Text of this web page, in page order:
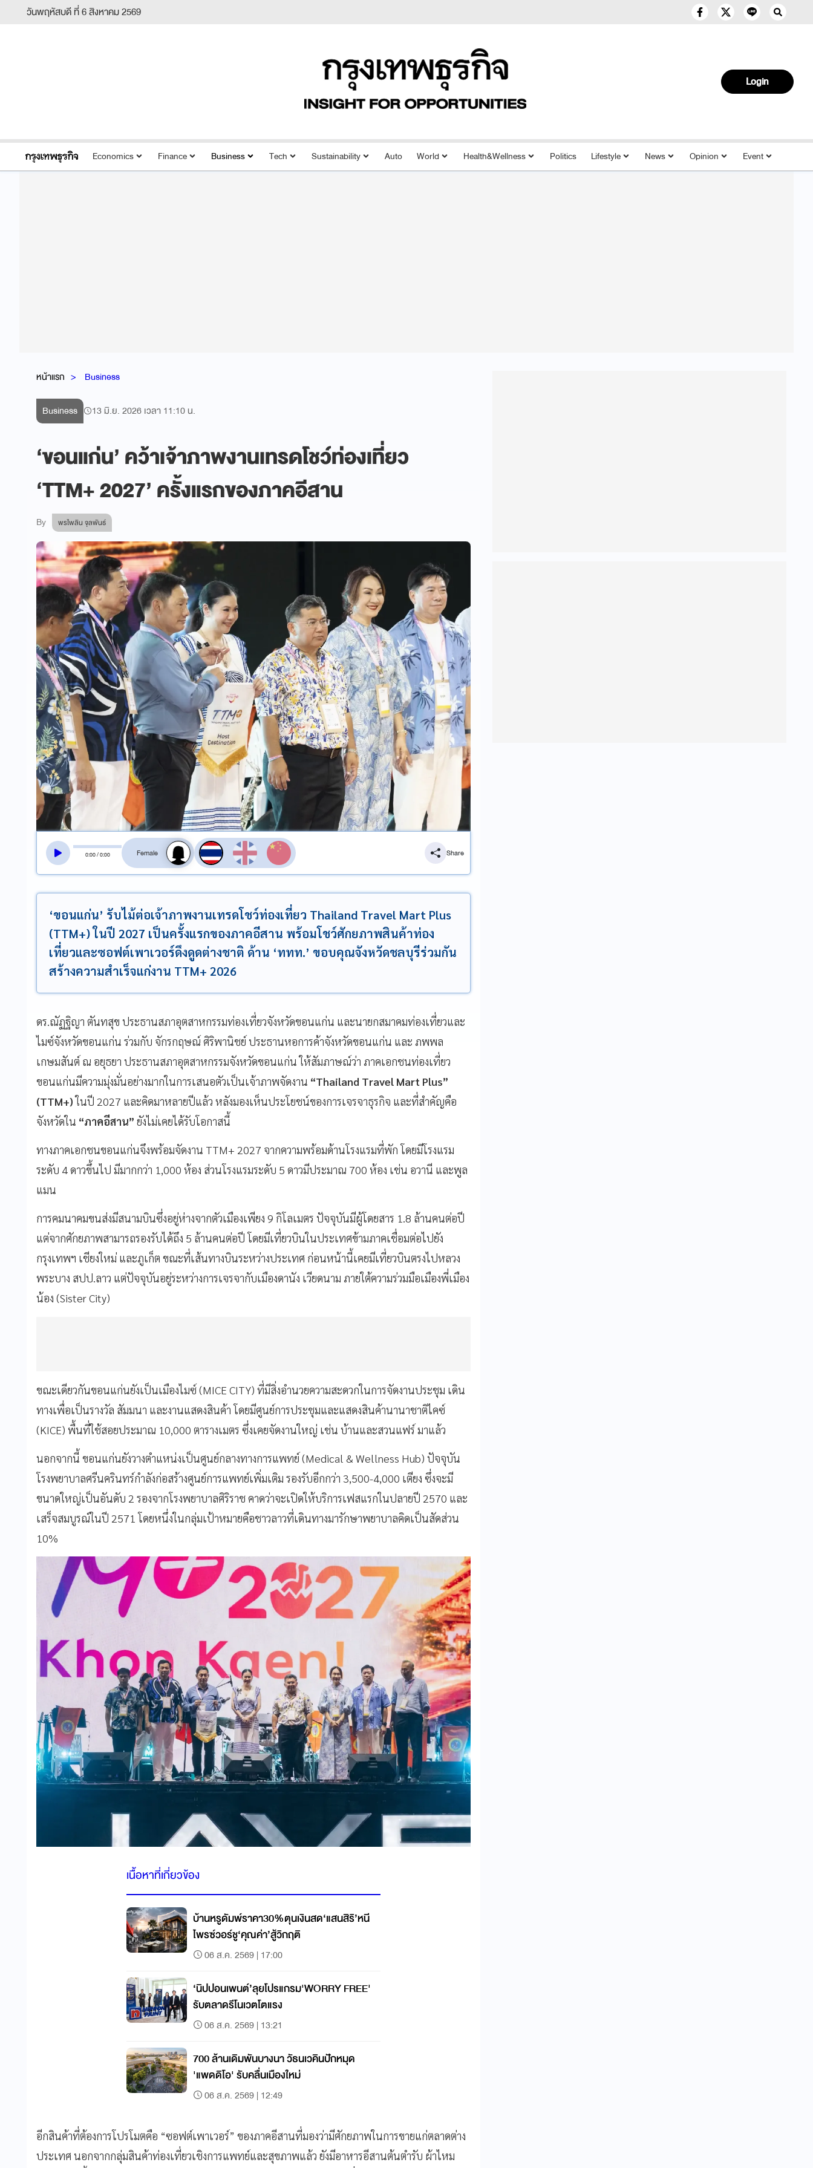
วันพฤหัสบดี ที่ 6 สิงหาคม 2569
Login
Economics Finance Business Tech Sustainability Auto World Health&Wellness Politics Lifestyle News Opinion Event
หน้าแรก Business
Business 13 มิ.ย. 2026 เวลา 11:10 น.
‘ขอนแก่น’ คว้าเจ้าภาพงานเทรดโชว์ท่องเที่ยว
‘TTM+ 2027’ ครั้งแรกของภาคอีสาน
By พรไพลิน จุลพันธ์
0:00/0:00
สลับเสียงอ่าน
Share
‘ขอนแก่น’ รับไม้ต่อเจ้าภาพงานเทรดโชว์ท่องเที่ยว Thailand Travel Mart Plus
(TTM+) ในปี 2027 เป็นครั้งแรกของภาคอีสาน พร้อมโชว์ศักยภาพสินค้าท่อง
เที่ยวและซอฟต์เพาเวอร์ดึงดูดต่างชาติ ด้าน ‘ททท.’ ขอบคุณจังหวัดชลบุรีร่วมกัน
สร้างความสำเร็จแก่งาน TTM+ 2026
ดร.ณัฏฐิญา ตันทสุข ประธานสภาอุตสาหกรรมท่องเที่ยวจังหวัดขอนแก่น และนายกสมาคมท่องเที่ยวและ
ไมซ์จังหวัดขอนแก่น ร่วมกับ จักรกฤษณ์ ศิริพานิชย์ ประธานหอการค้าจังหวัดขอนแก่น และ ภพพล
เกษมสันต์ ณ อยุธยา ประธานสภาอุตสาหกรรมจังหวัดขอนแก่น ให้สัมภาษณ์ว่า ภาคเอกชนท่องเที่ยว
ขอนแก่นมีความมุ่งมั่นอย่างมากในการเสนอตัวเป็นเจ้าภาพจัดงาน “Thailand Travel Mart Plus”
(TTM+)ในปี 2027 และคิดมาหลายปีแล้ว หลังมองเห็นประโยชน์ของการเจรจาธุรกิจ และที่สำคัญคือ
จังหวัดใน “ภาคอีสาน” ยังไม่เคยได้รับโอกาสนี้
ทางภาคเอกชนขอนแก่นจึงพร้อมจัดงาน TTM+ 2027 จากความพร้อมด้านโรงแรมที่พัก โดยมีโรงแรม
ระดับ 4 ดาวขึ้นไป มีมากกว่า 1,000 ห้อง ส่วนโรงแรมระดับ 5 ดาวมีประมาณ 700 ห้อง เช่น อวานี และพูล
แมน
การคมนาคมขนส่งมีสนามบินซึ่งอยู่ห่างจากตัวเมืองเพียง 9 กิโลเมตร ปัจจุบันมีผู้โดยสาร 1.8 ล้านคนต่อปี
แต่จากศักยภาพสามารถรองรับได้ถึง 5 ล้านคนต่อปี โดยมีเที่ยวบินในประเทศข้ามภาคเชื่อมต่อไปยัง
กรุงเทพฯ เชียงใหม่ และภูเก็ต ขณะที่เส้นทางบินระหว่างประเทศ ก่อนหน้านี้เคยมีเที่ยวบินตรงไปหลวง
พระบาง สปป.ลาว แต่ปัจจุบันอยู่ระหว่างการเจรจากับเมืองดานัง เวียดนาม ภายใต้ความร่วมมือเมืองพี่เมือง
น้อง (Sister City)
ขณะเดียวกันขอนแก่นยังเป็นเมืองไมซ์ (MICE CITY) ที่มีสิ่งอำนวยความสะดวกในการจัดงานประชุม เดิน
ทางเพื่อเป็นรางวัล สัมมนา และงานแสดงสินค้า โดยมีศูนย์การประชุมและแสดงสินค้านานาชาติไคซ์
(KICE) พื้นที่ใช้สอยประมาณ 10,000 ตารางเมตร ซึ่งเคยจัดงานใหญ่ เช่น บ้านและสวนแฟร์ มาแล้ว
นอกจากนี้ ขอนแก่นยังวางตำแหน่งเป็นศูนย์กลางทางการแพทย์ (Medical & Wellness Hub) ปัจจุบัน
โรงพยาบาลศรีนครินทร์กำลังก่อสร้างศูนย์การแพทย์เพิ่มเติม รองรับอีกกว่า 3,500-4,000 เตียง ซึ่งจะมี
ขนาดใหญ่เป็นอันดับ 2 รองจากโรงพยาบาลศิริราช คาดว่าจะเปิดให้บริการเฟสแรกในปลายปี 2570 และ
เสร็จสมบูรณ์ในปี 2571 โดยหนึ่งในกลุ่มเป้าหมายคือชาวลาวที่เดินทางมารักษาพยาบาลคิดเป็นสัดส่วน
10%
เนื้อหาที่เกี่ยวข้อง
บ้านหรูดัมพ์ราคา30%ตุนเงินสด‘แสนสิริ’หนี
ไพรซ์วอร์ชู‘คุณค่า’สู้วิกฤติ
06 ส.ค. 2569 | 17:00
‘นิปปอนเพนต์’ลุยโปรแกรม'WORRY FREE'
รับตลาดรีโนเวตโตแรง
06 ส.ค. 2569 | 13:21
700 ล้านเดิมพันบางนา วัธนเวคินปักหมุด
'แพดดิโอ' รับคลื่นเมืองใหม่
06 ส.ค. 2569 | 12:49
อีกสินค้าที่ต้องการโปรโมตคือ “ซอฟต์เพาเวอร์” ของภาคอีสานที่มองว่ามีศักยภาพในการขายแก่ตลาดต่าง
ประเทศ นอกจากกลุ่มสินค้าท่องเที่ยวเชิงการแพทย์และสุขภาพแล้ว ยังมีอาหารอีสานต้นตำรับ ผ้าไหม